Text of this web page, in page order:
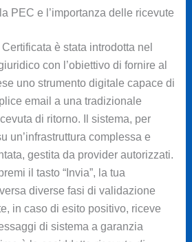
PEC e l’importanza delle ricevute
è stata introdotta nel
con l’obiettivo di fornire al
uno strumento digitale capace di
email a una tradizionale
di ritorno. Il sistema, per
un’infrastruttura complessa e
gestita da provider autorizzati.
il tasto “Invia”, la tua
diverse fasi di validazione
in caso di esito positivo, riceve
di sistema a garanzia